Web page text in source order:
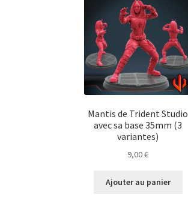
Mantis de Trident Studio
avec sa base 35mm (3
variantes)
9,00€
Ajouter au panier